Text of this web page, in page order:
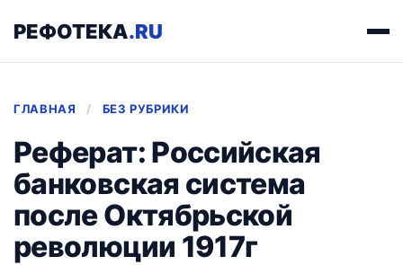
РЕФОТЕКА.RU
ГЛАВНАЯ / БЕЗ РУБРИКИ
Реферат: Российская
банковская система
после Октябрьской
революции 1917г